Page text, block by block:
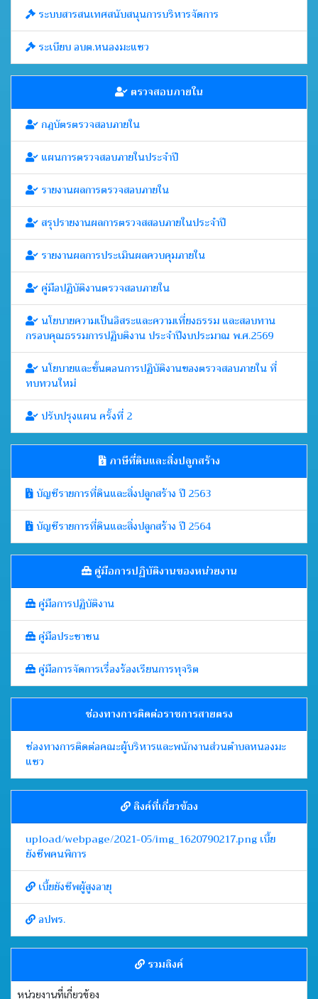
ระบบสารสนเทศสนับสนุนการบริหารจัดการ
ระเบียบ อบต.หนองมะแซว
ตรวจสอบภายใน
กฎบัตรตรวจสอบภายใน
แผนการตรวจสอบภายในประจำปี
รายงานผลการตรวจสอบภายใน
สรุปรายงานผลการตรวจสสอบภายในประจำปี
รายงานผลการประเมินผลควบคุมภายใน
คู่มือปฏิบัติงานตรวจสอบภายใน
นโยบายความเป็นอิสระและความเที่ยงธรรม และสอบทาน
กรอบคุณธรรมการปฏิบติงาน ประจำปีงบประมาณ พ.ศ.2569
นโยบายและขั้นตอนการปฏิบัติงานของตรวจสอบภายใน ที่
ทบทวนใหม่
ปรับปรุงแผน ครั้งที่ 2
ภาษีที่ดินและสิ่งปลูกสร้าง
บัญชีรายการที่ดินและสิ่งปลูกสร้าง ปี 2563
บัญชีรายการที่ดินและสิ่งปลูกสร้าง ปี 2564
คู่มือการปฏิบัติงานของหน่วยงาน
คู่มือการปฏิบัติงาน
คู่มือประชาชน
คู่มือการจัดการเรื่องร้องเรียนการทุจริต
ช่องทางการติดต่อราชการสายตรง
ช่องทางการติดต่อคณะผู้บริหารและพนักงานส่วนตำบลหนองมะ
แซว
ลิงค์ที่เกี่ยวข้อง
upload/webpage/2021-05/img_1620790217.png เบี้ย
ยังชีพคนพิการ
เบี้ยยังชีพผู้สูงอายุ
อปพร.
รวมลิงค์
หน่วยงานที่เกี่ยวข้อง